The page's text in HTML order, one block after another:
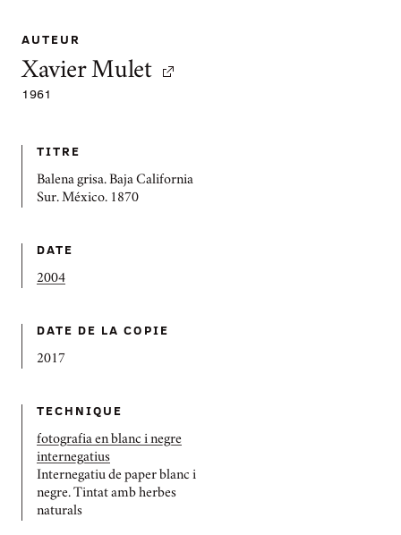
AUTEUR
Xavier Mulet
1961
TITRE
Balena grisa. Baja California
Sur. México. 1870
DATE
2004
DATE DE LA COPIE
2017
TECHNIQUE
fotografia en blanc i negre
internegatius
Internegatiu de paper blanc i
negre. Tintat amb herbes
naturals